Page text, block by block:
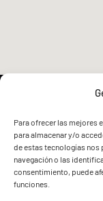
Para ofrecer las mejores
para almacenar y/o
de estas tecnologías
navegación o las
consentimiento, puede
funciones.
FVG - BGF